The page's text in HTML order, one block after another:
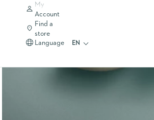
My
Account
Find a
store
Language
EN